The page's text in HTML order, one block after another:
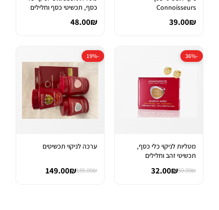
Connoisseurs
39.00₪
כסף, תכשיטי כסף וחלילים
48.00₪
-36%
מטליות לניקוי כלי כסף,
תכשיטי זהב וחלילים
50.00₪
32.00₪
-19%
ערכה לניקוי תכשיטים
185.00₪
149.00₪